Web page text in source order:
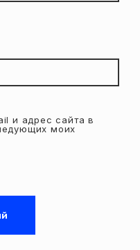
и адрес сайта в
моих